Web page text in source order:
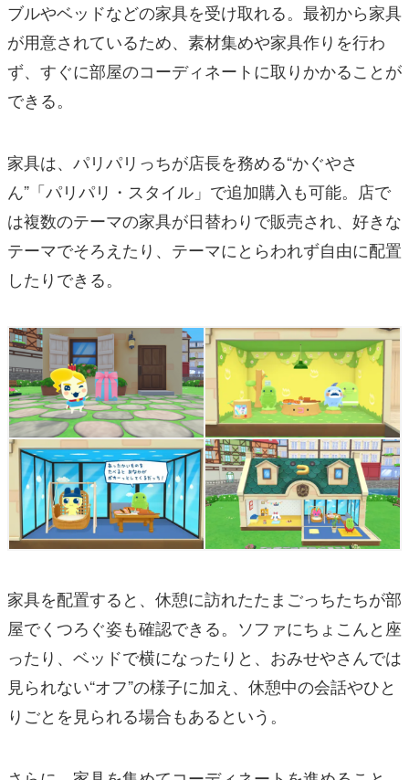
ブルやベッドなどの家具を受け取れる。最初から家具
が用意されているため、素材集めや家具作りを行わ
ず、すぐに部屋のコーディネートに取りかかることが
できる。
家具は、パリパリっちが店長を務める“かぐやさ
ん”「パリパリ・スタイル」で追加購入も可能。店で
は複数のテーマの家具が日替わりで販売され、好きな
テーマでそろえたり、テーマにとらわれず自由に配置
したりできる。
家具を配置すると、休憩に訪れたたまごっちたちが部
屋でくつろぐ姿も確認できる。ソファにちょこんと座
ったり、ベッドで横になったりと、おみせやさんでは
見られない“オフ”の様子に加え、休憩中の会話やひと
りごとを見られる場合もあるという。